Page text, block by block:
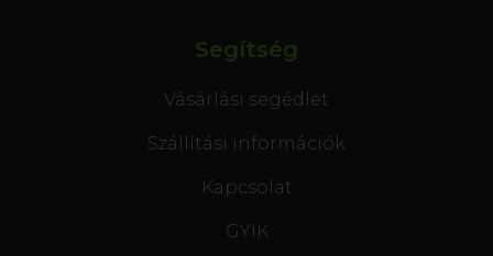
Segítség
Vásárlási segédlet
Szállítási információk
Kapcsolat
GYIK